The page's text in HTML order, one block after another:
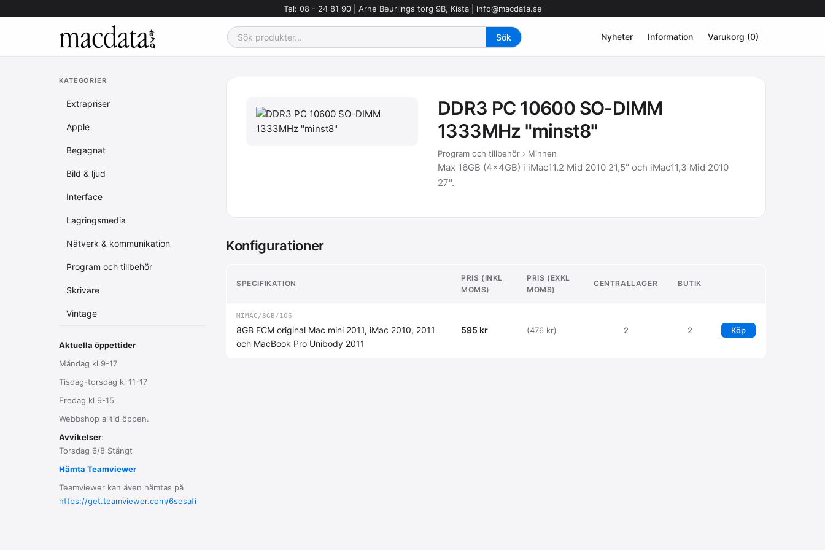
Tel: 08 - 24 81 90 | Arne Beurlings torg 9B, Kista | info@macdata.se
Nyheter Information Varukorg (0)
KATEGORIER
Extrapriser
Apple
Begagnat
Bild & ljud
Interface
Lagringsmedia
Nätverk & kommunikation
Program och tillbehör
Skrivare
Vintage
Aktuella öppettider
Måndag kl 9-17
Tisdag-torsdag kl 11-17
Fredag kl 9-15
Webbshop alltid öppen.
Avvikelser:
Torsdag 6/8 Stängt
Hämta Teamviewer
Teamviewer kan även hämtas på
https://get.teamviewer.com/6sesafi
DDR3 PC 10600 SO-DIMM
1333MHz "minst8"
Program och tillbehör › Minnen
Max 16GB (4x4GB) i iMac11.2 Mid 2010 21,5" och iMac11,3 Mid 2010
27".
Konfigurationer
SPECIFIKATION
PRIS (INKL
MOMS)
PRIS (EXKL
MOMS)
CENTRALLAGER BUTIK
MIMAC/8GB/106
8GB FCM original Mac mini 2011, iMac 2010, 2011
och MacBook Pro Unibody 2011
595 kr (476 kr) 2 2 Köp